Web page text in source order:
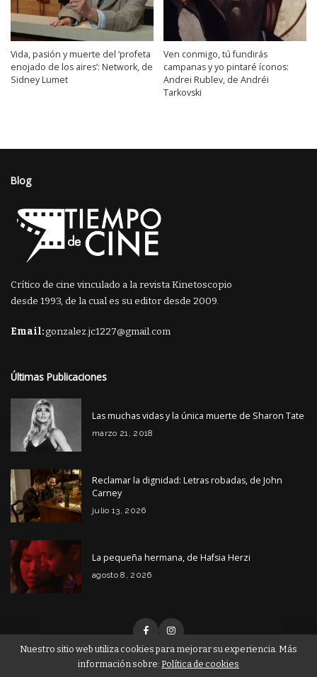
Vida, pasión y muerte del ‘profeta
enojado de los aires’: Network, de
Sidney Lumet
Ven conmigo, tú fundirás
campanas y yo pintaré íconos:
Andrei Rublev, de Andréi
Tarkovski
Blog
Crítico de cine vinculado a la revista Kinetoscopio
desde 1993, de la cual es su editor desde 2009.
Email:gonzalez.jc1227@gmail.com
Últimas Publicaciones
Las muchas vidas y la única muerte de Sharon Tate
marzo 21, 2018
Reclamar la dignidad: Letras robadas, de John
Carney
julio 13, 2026
La pequeña hermana, de Hafsia Herzi
agosto 8, 2026
Nuestro sitio web utiliza cookies para mejorar su experiencia. Más
información sobre: Política de cookies